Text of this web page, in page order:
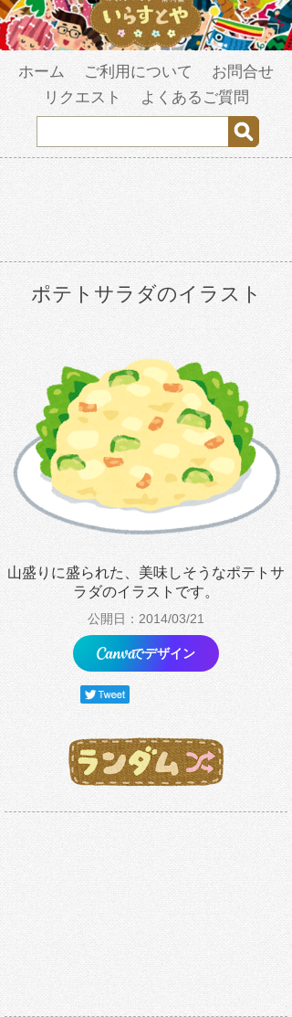
ホーム ご利用について
お問合せ
リクエスト
よくあるご質問
ポテトサラダのイラスト
山盛りに盛られた、美味しそうなポテトサ
ラダのイラストです。
公開日：2014/03/21
でデザイン